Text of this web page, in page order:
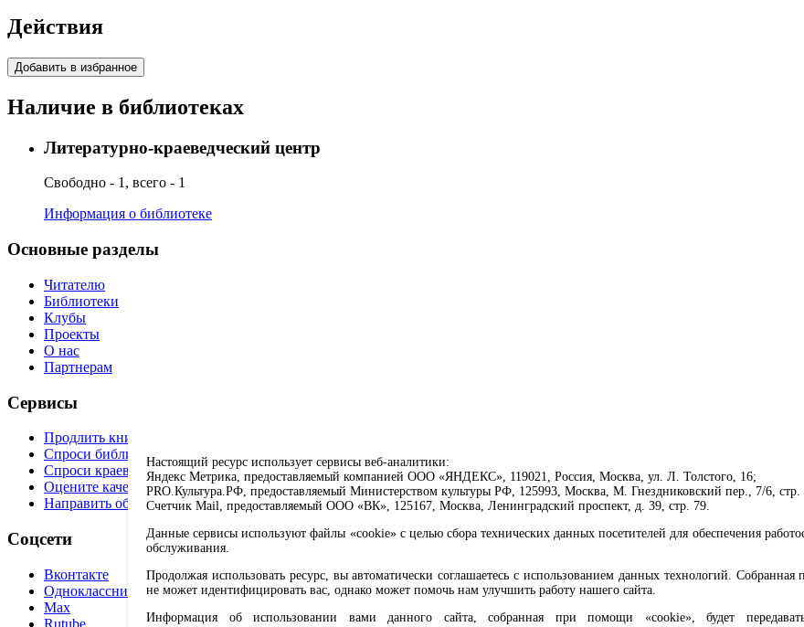
Действия
Добавить в избранное
Наличие в библиотеках
Литературно-краеведческий центр
Свободно - 1, всего - 1
Информация о библиотеке
Основные разделы
Читателю
Библиотеки
Клубы
Проекты
О нас
Партнерам
Сервисы
Продлить книгу
Спроси библиотекаря
Спроси краеведа
Оцените качество услуг
Направить обращение директору
Соцсети
Вконтакте
Одноклассники
Max
Rutube
Настоящий ресурс использует сервисы веб-аналитики:
Яндекс Метрика, предоставляемый компанией ООО «ЯНДЕКС», 119021, Россия, Москва, ул. Л. Толстого, 16;
PRO.Культура.РФ, предоставляемый Министерством культуры РФ, 125993, Москва, М. Гнездниковский пер., 7/6, стр.
Счетчик Mail, предоставляемый ООО «ВК», 125167, Москва, Ленинградский проспект, д. 39, стр. 79.
Данные сервисы используют файлы «cookie» с целью сбора технических данных посетителей для обеспечения
обслуживания.
Продолжая использовать ресурс, вы автоматически соглашаетесь с использованием данных технологий.
не может идентифицировать вас, однако может помочь нам улучшить работу нашего сайта.
Информация об использовании вами данного сайта, собранная при помощи «cookie», будет